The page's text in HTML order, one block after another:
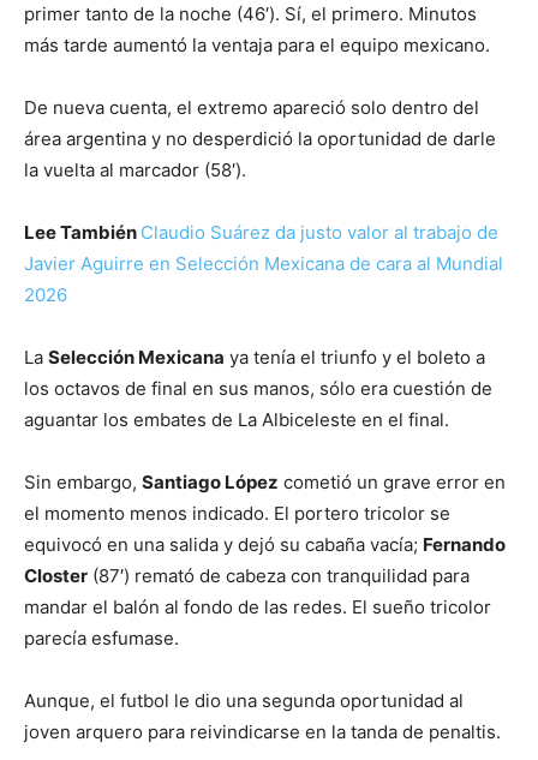
primer tanto de la noche (46′). Sí, el primero. Minutos
más tarde aumentó la ventaja para el equipo mexicano.
De nueva cuenta, el extremo apareció solo dentro del
área argentina y no desperdició la oportunidad de darle
la vuelta al marcador (58′).
Lee También Claudio Suárez da justo valor al trabajo de
Javier Aguirre en Selección Mexicana de cara al Mundial
2026
La Selección Mexicana ya tenía el triunfo y el boleto a
los octavos de final en sus manos, sólo era cuestión de
aguantar los embates de La Albiceleste en el final.
Sin embargo, Santiago López cometió un grave error en
el momento menos indicado. El portero tricolor se
equivocó en una salida y dejó su cabaña vacía; Fernando
Closter (87′) remató de cabeza con tranquilidad para
mandar el balón al fondo de las redes. El sueño tricolor
parecía esfumase.
Aunque, el futbol le dio una segunda oportunidad al
joven arquero para reivindicarse en la tanda de penaltis.